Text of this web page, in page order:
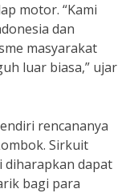
motor. “Kami
dan
masyarakat
luar biasa,” ujar
rencananya
Sirkuit
diharapkan dapat
bagi para